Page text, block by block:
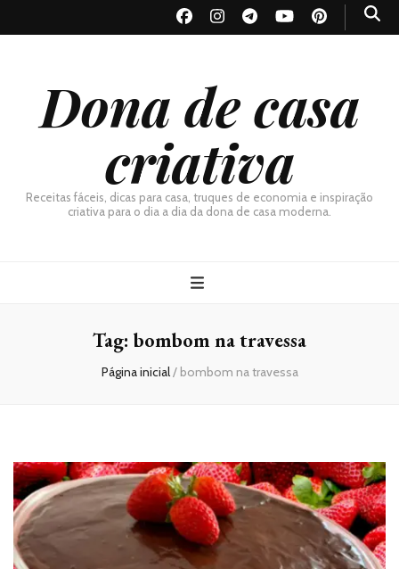
Dona de casa
criativa
Receitas fáceis, dicas para casa, truques de economia e inspiração
criativa para o dia a dia da dona de casa moderna.
Tag: bombom na travessa
Página inicial/ bombom na travessa